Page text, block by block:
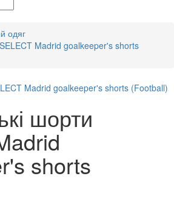
одяг
Madrid goalkeeper's shorts
шорти
shorts